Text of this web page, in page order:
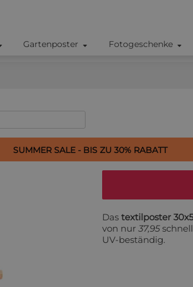
Gartenposter Fotogeschenke
SUMMER SALE - BIS ZU 30% RABATT
Das textilposter
von nur 37,95
UV-beständig.